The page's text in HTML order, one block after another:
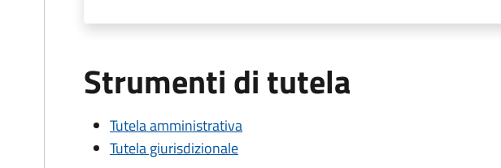
Strumenti di tutela
Tutela amministrativa
Tutela giurisdizionale